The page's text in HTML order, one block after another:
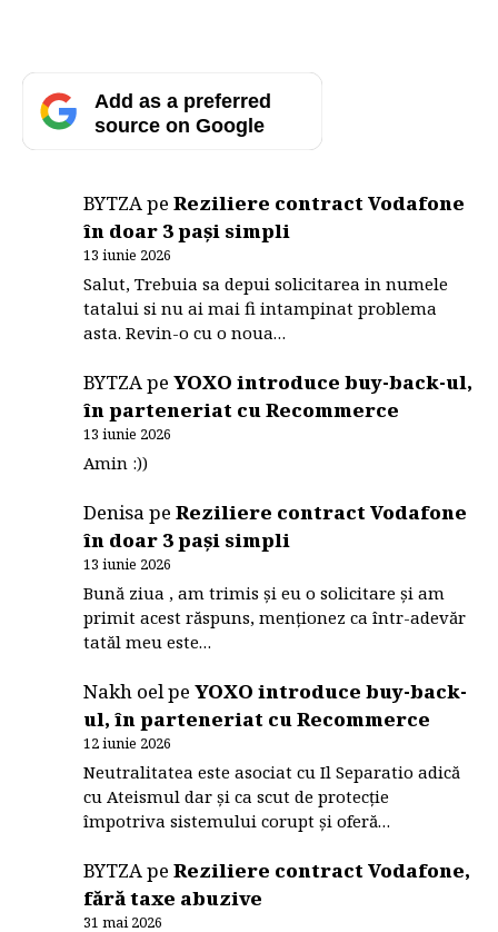
Add as a preferred
source on Google
BYTZApeReziliere contract Vodafone
în doar 3 pași simpli
13 iunie 2026
Salut, Trebuia sa depui solicitarea in numele
tatalui si nu ai mai fi intampinat problema
asta. Revin-o cu o noua…
BYTZApeYOXO introduce buy-back-ul,
în parteneriat cu Recommerce
13 iunie 2026
Amin :))
DenisapeReziliere contract Vodafone
în doar 3 pași simpli
13 iunie 2026
Bună ziua , am trimis și eu o solicitare și am
primit acest răspuns, menționez ca într-adevăr
tatăl meu este…
Nakh oelpeYOXO introduce buy-back-
ul, în parteneriat cu Recommerce
12 iunie 2026
Neutralitatea este asociat cu Il Separatio adică
cu Ateismul dar și ca scut de protecție
împotriva sistemului corupt și oferă…
BYTZApeReziliere contract Vodafone,
fără taxe abuzive
31 mai 2026